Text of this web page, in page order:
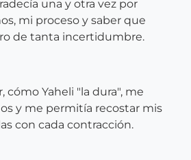
una y otra vez por
mi proceso y saber que
de tanta incertidumbre.
cómo Yaheli "la dura", me
y me permitía recostar mis
con cada contracción.